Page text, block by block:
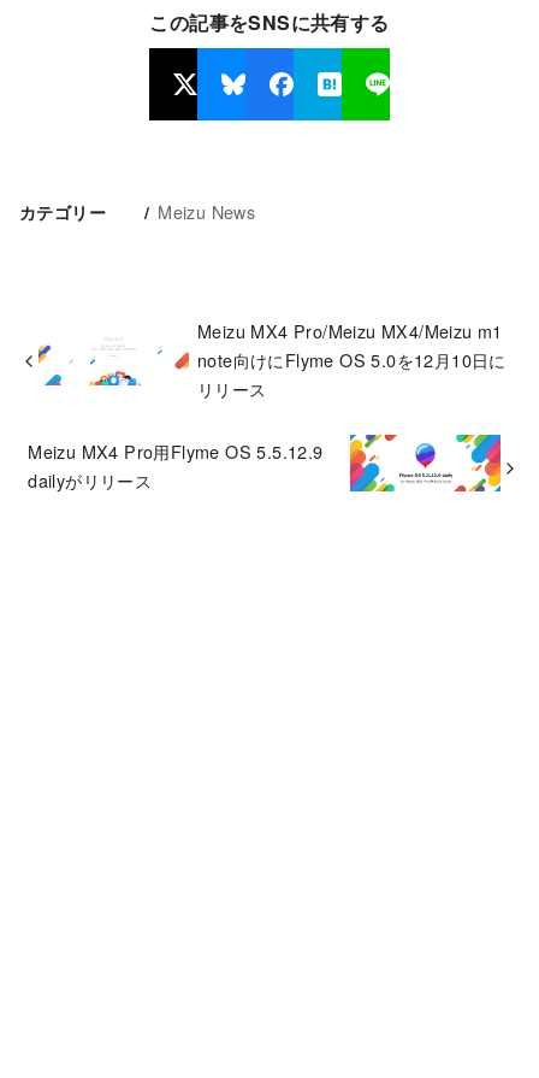
この記事をSNSに共有する
カテゴリー Meizu News
Meizu MX4 Pro/Meizu MX4/Meizu m1
note向けにFlyme OS 5.0を12月10日に
リリース
Meizu MX4 Pro用Flyme OS 5.5.12.9
dailyがリリース